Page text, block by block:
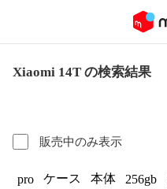
Xiaomi 14T の検索結果
販売中のみ表示
pro ケース 本体 256gb